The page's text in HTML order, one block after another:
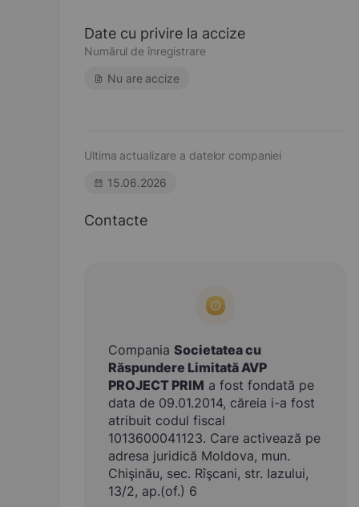
Date cu privire la accize
Numărul de înregistrare
Nu are accize
Ultima actualizare a datelor companiei
15.06.2026
Contacte
Compania Societatea cu
Răspundere Limitată AVP
PROJECT PRIM a fost fondată pe
data de 09.01.2014, căreia i-a fost
atribuit codul fiscal
1013600041123. Care activează pe
adresa juridică Moldova, mun.
Chişinău, sec. Rîşcani, str. Iazului,
13/2, ap.(of.) 6